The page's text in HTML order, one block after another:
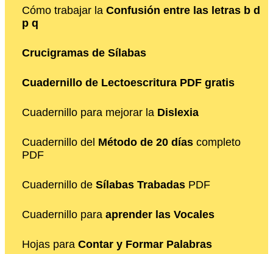
Cómo trabajar la Confusión entre las letras b d
p q
Crucigramas de Sílabas
Cuadernillo de Lectoescritura PDF gratis
Cuadernillo para mejorar la Dislexia
Cuadernillo del Método de 20 días completo
PDF
Cuadernillo de Sílabas Trabadas PDF
Cuadernillo para aprender las Vocales
Hojas para Contar y Formar Palabras